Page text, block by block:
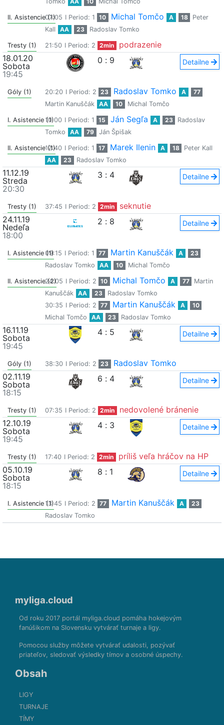
II. Asistencie (1)
07:05 I Period: 1 10 Michal Tomčo A 18
Peter
Kall
AA 23 Radoslav Tomko
Tresty (1) 21:50 I Period: 2 2min
podrazenie
18.01.20
Sobota
19:45
0 : 9 Detailne
Góly (1) 20:20 I Period: 2 23 Radoslav Tomko A
77
Martin Kanuščák
AA 10 Michal Tomčo
I. Asistencie (1)10:00 I Period: 1 15 Ján Segľa A 23
Radoslav
Tomko
AA 79 Ján Špišak
II. Asistencie (1)
12:40 I Period: 1 17 Marek Ilenin A 18
Peter Kall
AA
23 Radoslav Tomko
11.12.19
Streda
20:30
3 : 4 Detailne
Tresty (1) 37:45 I Period: 2 2min
seknutie
24.11.19
Nedeľa
18:00
2 : 8 Detailne
I. Asistencie (1)09:15 I Period: 1 77 Martin Kanuščák A
23
Radoslav Tomko
AA 10 Michal Tomčo
II. Asistencie (2)
24:05 I Period: 2 10 Michal Tomčo A 77
Martin
Kanuščák
AA 23
Radoslav Tomko
30:35 I Period: 2 77 Martin Kanuščák A
10
Michal Tomčo
AA 23 Radoslav Tomko
16.11.19
Sobota
19:45
4 : 5 Detailne
Góly (1) 38:30 I Period: 2 23
Radoslav Tomko
02.11.19
Sobota
18:15
6 : 4 Detailne
Tresty (1) 07:35 I Period: 2 2min
nedovolené bránenie
12.10.19
Sobota
19:45
4 : 3 Detailne
Tresty (1) 17:40 I Period: 2 2min
príliš veľa hráčov na HP
05.10.19
Sobota
18:15
8 : 1 Detailne
I. Asistencie (1)13:45 I Period: 2 77 Martin Kanuščák A
23
Radoslav Tomko
myliga.cloud
Od roku 2017 portál myliga.cloud pomáha hokejovým
fanúšikom na Slovensku vytvárať turnaje a ligy.
Pomocou služby môžete vytvárať udalosti, pozývať
priateľov, sledovať výsledky tímov a osobné úspechy.
Obsah
LIGY
TURNAJE
TÍMY